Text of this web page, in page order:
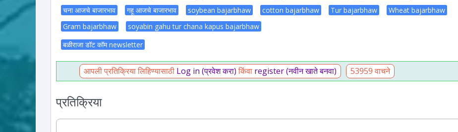
चना आजचे बाजारभाव
गहू आजचे बाजारभाव soybean bajarbhaw cotton bajarbhaw Tur bajarbhaw
Wheat bajarbhaw
Gram bajarbhaw
soyabin gahu tur chana kapus bajarbhaw
बळीराजा डॉट कॉम newsletter
आपली प्रतिक्रिया लिहिण्यासाठी Log in (प्रवेश करा)किंवा register (नवीन खाते बनवा) 53959 वाचने
प्रतिक्रिया